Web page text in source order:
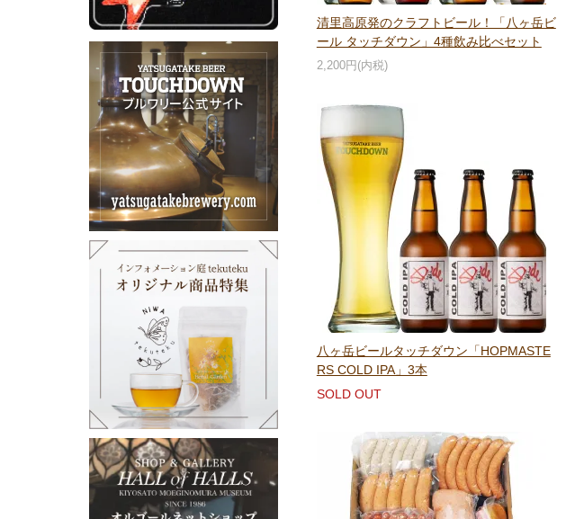
清里高原発のクラフトビール！「八ヶ岳ビ
ール タッチダウン」4種飲み比べセット
2,200円(内税)
八ヶ岳ビールタッチダウン「HOPMASTE
RS COLD IPA」3本
SOLD OUT